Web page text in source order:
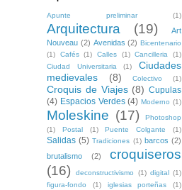
Apunte preliminar (1)
Arquitectura (19)
Art
Nouveau (2) Avenidas (2) Bicentenario
(1)
Cafés (1) Calles (1) Cancilleria
(1)
Ciudad Universitaria
(1)
Ciudades
medievales
(8) Colectivo (1)
Croquis de Viajes (8) Cupulas
(4) Espacios Verdes (4) Moderno (1)
Moleskine (17)
Photoshop
(1)
Postal (1) Puente Colgante (1)
Salidas (5) Tradiciones (1) barcos (2)
brutalismo
(2)
croquiseros
(16)
deconstructivismo (1) digital
(1)
figura-fondo
(1) iglesias porteñas
(1)